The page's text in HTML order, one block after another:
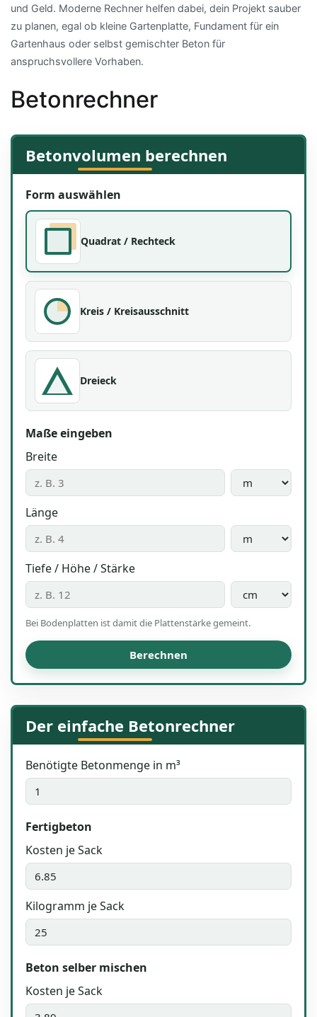
und Geld. Moderne Rechner helfen dabei, dein Projekt sauber
zu planen, egal ob kleine Gartenplatte, Fundament für ein
Gartenhaus oder selbst gemischter Beton für
anspruchsvollere Vorhaben.
Betonrechner
Betonvolumen berechnen
Form auswählen
Quadrat / Rechteck
Kreis / Kreisausschnitt
Dreieck
Maße eingeben
Breite
Länge
Tiefe / Höhe / Stärke
Bei Bodenplatten ist damit die Plattenstärke gemeint.
Berechnen
Der einfache Betonrechner
Benötigte Betonmenge in m³
Fertigbeton
Kosten je Sack
Kilogramm je Sack
Beton selber mischen
Kosten je Sack